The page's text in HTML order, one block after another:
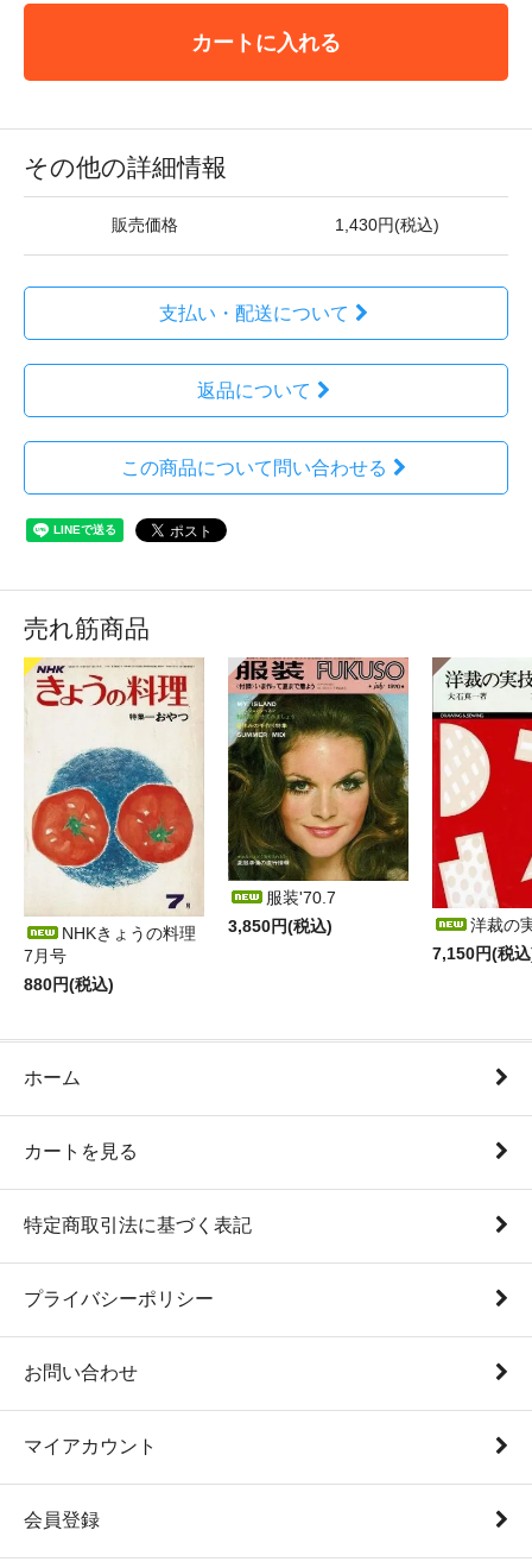
カートに入れる
その他の詳細情報
販売価格 1,430円(税込)
支払い・配送について
返品について
この商品について問い合わせる
売れ筋商品
NHKきょうの料理
7月号
880円(税込)
服装'70.7
3,850円(税込)
洋裁の
7,150円(税
ホーム
カートを見る
特定商取引法に基づく表記
プライバシーポリシー
お問い合わせ
マイアカウント
会員登録